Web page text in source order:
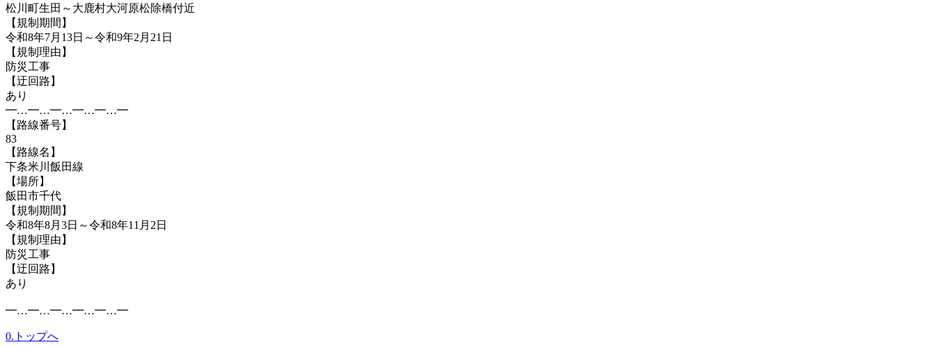
松川町生田～大鹿村大河原松除橋付近
【規制期間】
令和8年7月13日～令和9年2月21日
【規制理由】
防災工事
【迂回路】
あり
━…━…━…━…━…━
【路線番号】
83
【路線名】
下条米川飯田線
【場所】
飯田市千代
【規制期間】
令和8年8月3日～令和8年11月2日
【規制理由】
防災工事
【迂回路】
あり
━…━…━…━…━…━
0.トップへ